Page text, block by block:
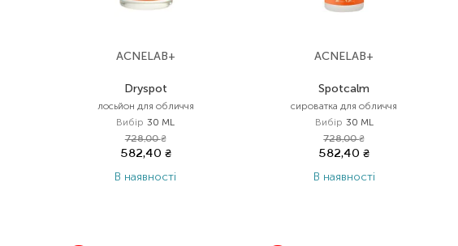
ACNELAB+
Dryspot
лосьйон для обличчя
Вибір 30 ML
728,00₴
582,40 ₴
В наявності
ACNELAB+
Spotcalm
сироватка для обличчя
Вибір 30 ML
728,00₴
582,40₴
В наявності